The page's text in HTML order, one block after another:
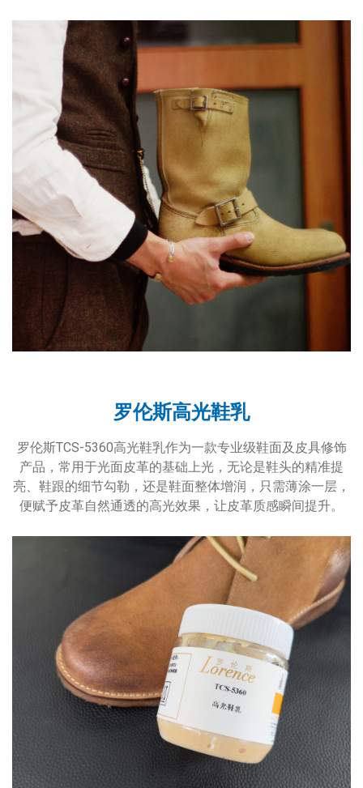
罗伦斯高光鞋乳
罗伦斯TCS-5360高光鞋乳作为一款专业级鞋面及皮具修饰
产品，常用于光面皮革的基础上光，无论是鞋头的精准提
亮、鞋跟的细节勾勒，还是鞋面整体增润，只需薄涂一层，
便赋予皮革自然通透的高光效果，让皮革质感瞬间提升。